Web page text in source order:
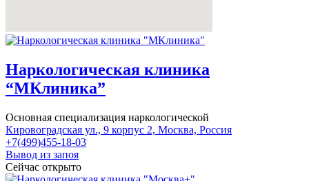
Наркологическая клиника
“МКлиника”
Основная специализация наркологической
Кировоградская ул., 9 корпус 2, Москва, Россия
+7(499)455-18-03
Вывод из запоя
Сейчас открыто